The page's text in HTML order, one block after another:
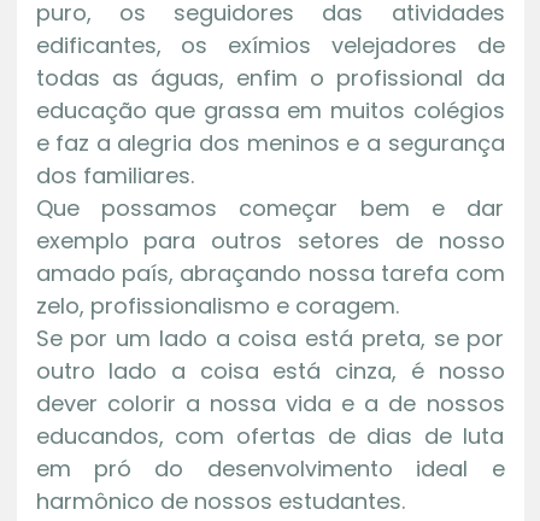
puro, os seguidores das atividades
edificantes, os exímios velejadores de
todas as águas, enfim o profissional da
educação que grassa em muitos colégios
e faz a alegria dos meninos e a segurança
dos familiares.
Que possamos começar bem e dar
exemplo para outros setores de nosso
amado país, abraçando nossa tarefa com
zelo, profissionalismo e coragem.
Se por um lado a coisa está preta, se por
outro lado a coisa está cinza, é nosso
dever colorir a nossa vida e a de nossos
educandos, com ofertas de dias de luta
em pró do desenvolvimento ideal e
harmônico de nossos estudantes.